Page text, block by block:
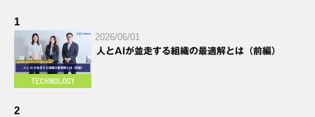
1
2026/06/01
人とAIが並走する組織の最適解とは（前編）
2